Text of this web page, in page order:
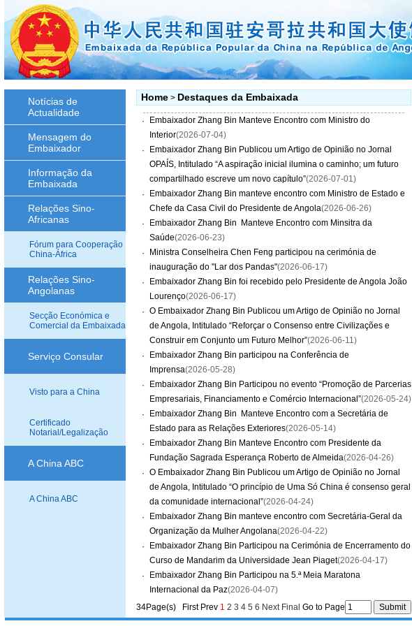
Notícias de
Actualidade
Mensagem do
Embaixador
Informação da
Embaixada
Relações Sino-
Africanas
Fórum para Cooperação
China-África
Relações Sino-
Angolanas
Secção Económica e
Comercial da Embaixada
Serviço Consular
Visto para a China
Certificado
Notarial/Legalização
A China ABC
A China ABC
Home > Destaques da Embaixada
·
Embaixador Zhang Bin Manteve Encontro com Ministro do
Interior(2026-07-04)
·
Embaixador Zhang Bin Publicou um Artigo de Opinião no Jornal
OPAÍS, Intitulado “A aspiração inicial ilumina o caminho; um futuro
compartilhado escreve um novo capítulo”(2026-07-01)
·
Embaixador Zhang Bin manteve encontro com Ministro de Estado e
Chefe da Casa Civil do Presidente de Angola(2026-06-26)
·
Embaixador Zhang Bin Manteve Encontro com Minsitra da
Saúde(2026-06-23)
·
Ministra Conselheira Chen Feng participou na cerimónia de
inauguração do "Lar dos Pandas"(2026-06-17)
·
Embaixador Zhang Bin foi recebido pelo Presidente de Angola João
Lourenço(2026-06-17)
· O Embaixador Zhang Bin Publicou um Artigo de Opinião no Jornal
de Angola, Intitulado “Reforçar o Consenso entre Civilizações e
Construir em Conjunto um Futuro Melhor”(2026-06-11)
·
Embaixador Zhang Bin participou na Conferência de
Imprensa(2026-05-28)
·
Embaixador Zhang Bin Participou no evento “Promoção de Parcerias
Empresariais, Financiamento e Comércio Internacional”(2026-05-24)
·
Embaixador Zhang Bin Manteve Encontro com a Secretária de
Estado para as Relações Exteriores(2026-05-14)
·
Embaixador Zhang Bin Manteve Encontro com Presidente da
Fundação Sagrada Esperança Roberto de Almeida(2026-04-26)
· O Embaixador Zhang Bin Publicou um Artigo de Opinião no Jornal
de Angola, Intitulado “O princípio de Uma Só China é consenso geral
da comunidade internacional”(2026-04-24)
·
Embaixador Zhang Bin manteve encontro com Secretária-Geral da
Organização da Mulher Angolana(2026-04-22)
·
Embaixador Zhang Bin Participou na Cerimónia de Encerramento do
Curso de Mandarim da Universidade Jean Piaget(2026-04-17)
·
Embaixador Zhang Bin Participou na 5.ª Meia Maratona
Internacional da Paz(2026-04-07)
34Page(s) First Prev 1 2 3 4 5 6 Next Final Go to Page